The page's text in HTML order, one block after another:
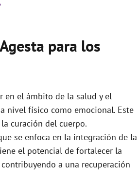
para los
en el ámbito de la salud y el
nivel físico como emocional. Este
curación del cuerpo.
se enfoca en la integración de la
el potencial de fortalecer la
a una recuperación